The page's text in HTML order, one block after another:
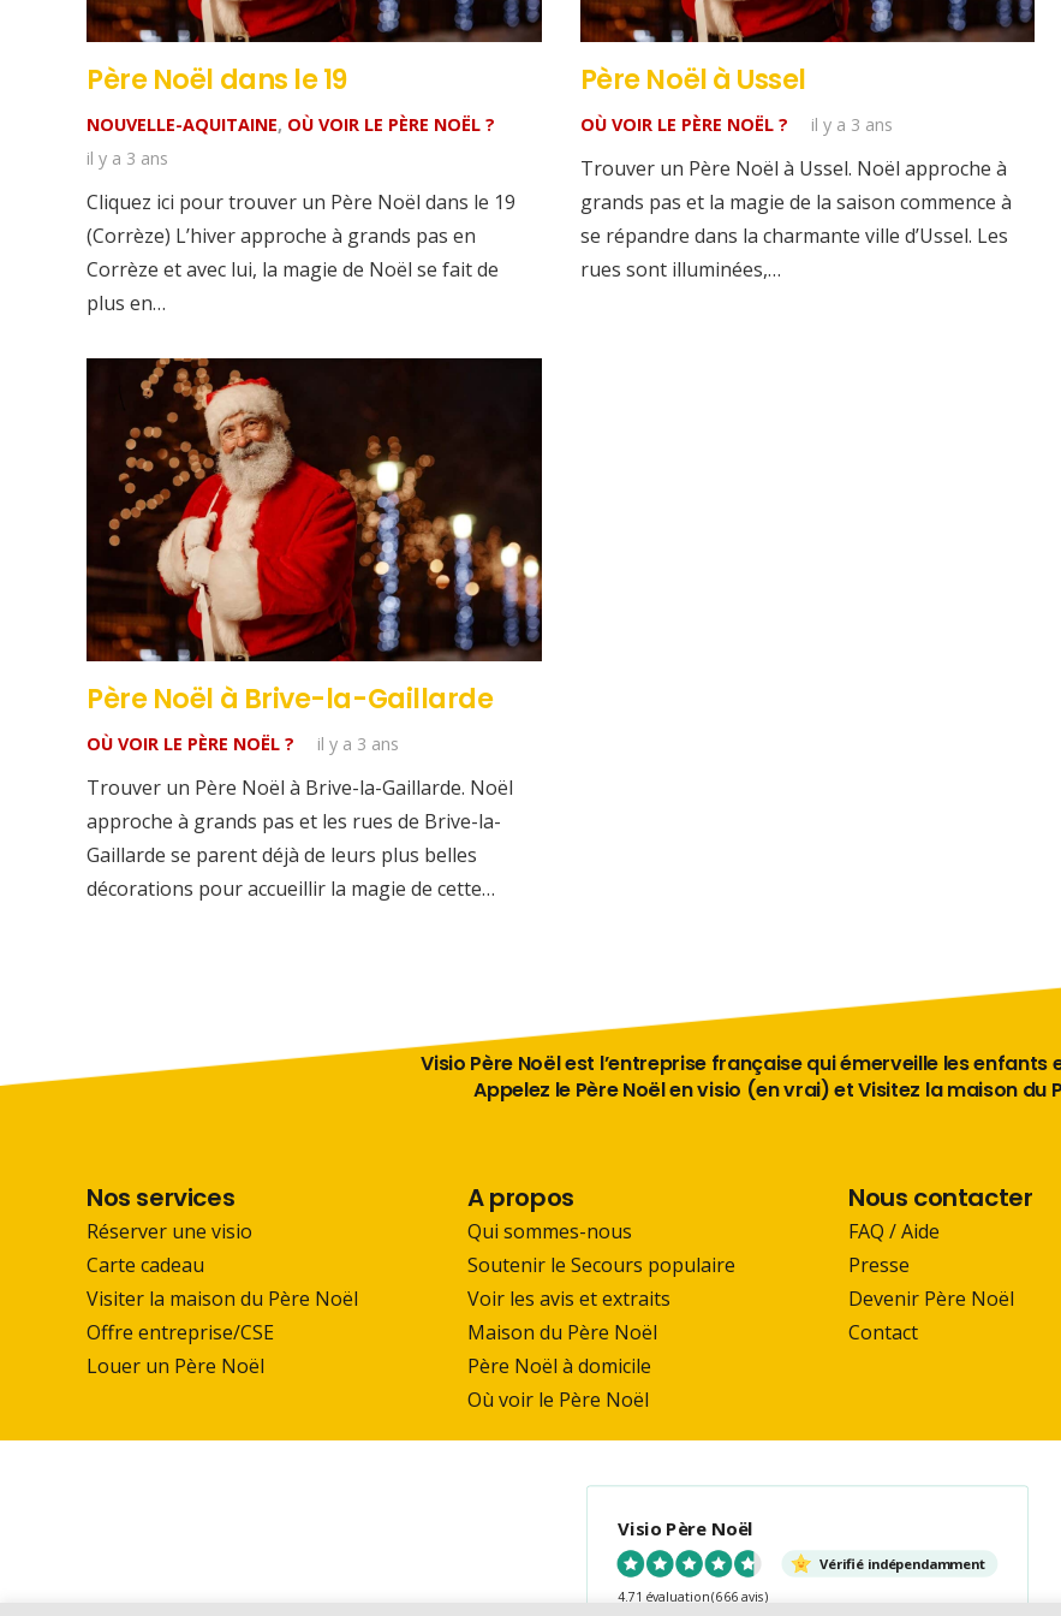
Père Noël dans le 19
NOUVELLE-AQUITAINE, OÙ VOIR LE PÈRE NOËL ?
il y a 3 ans
Cliquez ici pour trouver un Père Noël dans le 19
(Corrèze) L’hiver approche à grands pas en
Corrèze et avec lui, la magie de Noël se fait de
plus en…
Père Noël à Ussel
OÙ VOIR LE PÈRE NOËL ? il y a 3 ans
Trouver un Père Noël à Ussel. Noël approche à
grands pas et la magie de la saison commence à
se répandre dans la charmante ville d’Ussel. Les
rues sont illuminées,…
Père Noël à Brive-la-Gaillarde
OÙ VOIR LE PÈRE NOËL ? il y a 3 ans
Trouver un Père Noël à Brive-la-Gaillarde. Noël
approche à grands pas et les rues de Brive-la-
Gaillarde se parent déjà de leurs plus belles
décorations pour accueillir la magie de cette…
Visio Père Noël est l’entreprise française qui émerveille les enfants
Appelez le Père Noël en visio (en vrai) et Visitez la maison du
Nos services
Réserver une visio
Carte cadeau
Visiter la maison du Père Noël
Offre entreprise/CSE
Louer un Père Noël
A propos
Qui sommes-nous
Soutenir le Secours populaire
Voir les avis et extraits
Maison du Père Noël
Père Noël à domicile
Où voir le Père Noël
Nous contacter
FAQ / Aide
Presse
Devenir Père Noël
Contact
Visio Père Noël
Vérifié indépendamment
4.71 évaluation(666 avis)